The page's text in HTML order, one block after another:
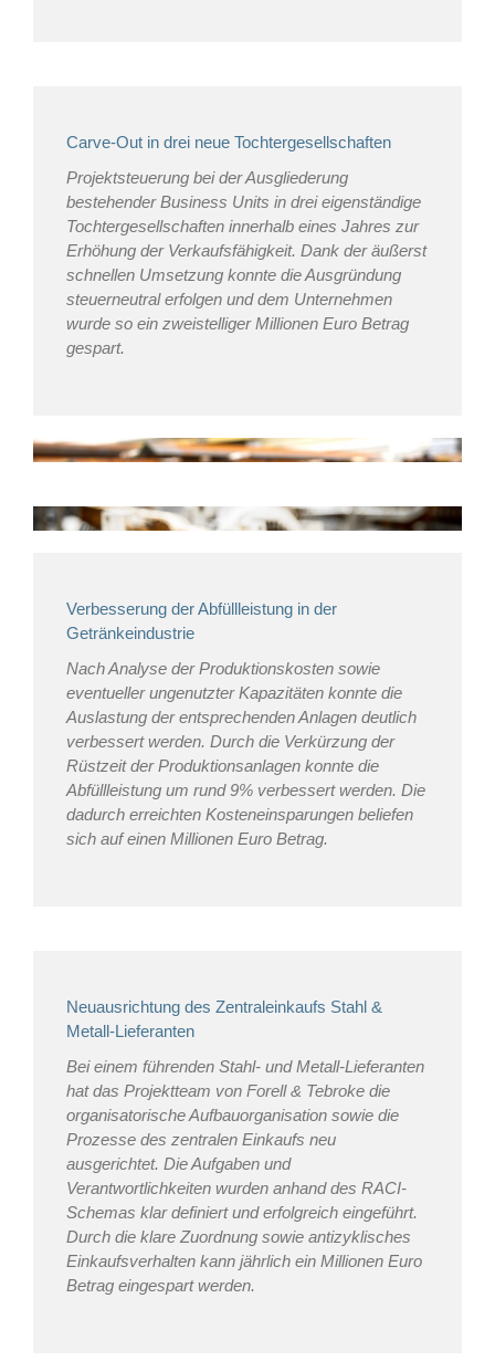
Carve-Out in drei neue Tochtergesellschaften
Projektsteuerung bei der Ausgliederung
bestehender Business Units in drei eigenständige
Tochtergesellschaften innerhalb eines Jahres zur
Erhöhung der Verkaufsfähigkeit. Dank der äußerst
schnellen Umsetzung konnte die Ausgründung
steuerneutral erfolgen und dem Unternehmen
wurde so ein zweistelliger Millionen Euro Betrag
gespart.
Verbesserung der Abfüllleistung in der
Getränkeindustrie
Nach Analyse der Produktionskosten sowie
eventueller ungenutzter Kapazitäten konnte die
Auslastung der entsprechenden Anlagen deutlich
verbessert werden. Durch die Verkürzung der
Rüstzeit der Produktionsanlagen konnte die
Abfüllleistung um rund 9% verbessert werden. Die
dadurch erreichten Kosteneinsparungen beliefen
sich auf einen Millionen Euro Betrag.
Neuausrichtung des Zentraleinkaufs Stahl &
Metall-Lieferanten
Bei einem führenden Stahl- und Metall-Lieferanten
hat das Projektteam von Forell & Tebroke die
organisatorische Aufbauorganisation sowie die
Prozesse des zentralen Einkaufs neu
ausgerichtet. Die Aufgaben und
Verantwortlichkeiten wurden anhand des RACI-
Schemas klar definiert und erfolgreich eingeführt.
Durch die klare Zuordnung sowie antizyklisches
Einkaufsverhalten kann jährlich ein Millionen Euro
Betrag eingespart werden.